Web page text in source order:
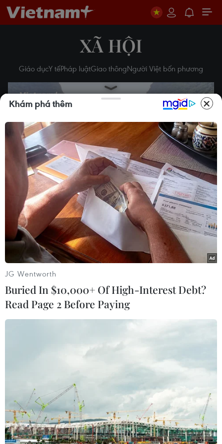
XÃ HỘI
Giáo dụcY tếPháp luậtGiao thôngNgười Việt bốn phương
Play
Video
Kỳ thi tốt nghiệp THPT
2026: 8 "bí kíp" vàng chinh
phục môn Địa lý của chuyên
Hằng Trần
08/06/2026 08:59
Cô Nguyễn Thị Hằng (HOCMAI) chia sẻ 8 lưu ý
chiến lược về hệ thống kiến thức, rèn kỹ năng làm
bài và chuẩn bị tâm lý giúp sĩ tử bứt phá điểm số
Khám phá thêm
JG Wentworth
Buried In $10,000+ Of High-Interest Debt?
Read Page 2 Before Paying